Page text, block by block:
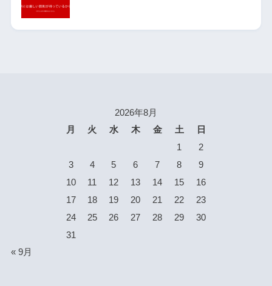
2026年8月
月
火 水 木 金 土
日
1
2
3
4 5 6 7 8
9
10
11 12 13 14 15
16
17
18 19 20 21 22
23
24
25 26 27 28 29
30
31
« 9月